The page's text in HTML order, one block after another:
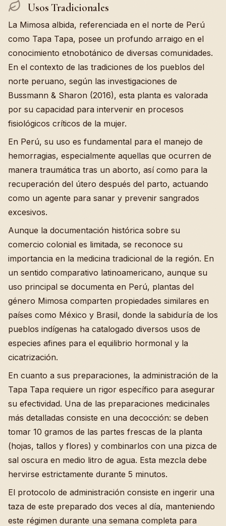
Usos Tradicionales
La Mimosa albida, referenciada en el norte de Perú
como Tapa Tapa, posee un profundo arraigo en el
conocimiento etnobotánico de diversas comunidades.
En el contexto de las tradiciones de los pueblos del
norte peruano, según las investigaciones de
Bussmann & Sharon (2016), esta planta es valorada
por su capacidad para intervenir en procesos
fisiológicos críticos de la mujer.
En Perú, su uso es fundamental para el manejo de
hemorragias, especialmente aquellas que ocurren de
manera traumática tras un aborto, así como para la
recuperación del útero después del parto, actuando
como un agente para sanar y prevenir sangrados
excesivos.
Aunque la documentación histórica sobre su
comercio colonial es limitada, se reconoce su
importancia en la medicina tradicional de la región. En
un sentido comparativo latinoamericano, aunque su
uso principal se documenta en Perú, plantas del
género Mimosa comparten propiedades similares en
países como México y Brasil, donde la sabiduría de los
pueblos indígenas ha catalogado diversos usos de
especies afines para el equilibrio hormonal y la
cicatrización.
En cuanto a sus preparaciones, la administración de la
Tapa Tapa requiere un rigor específico para asegurar
su efectividad. Una de las preparaciones medicinales
más detalladas consiste en una decocción: se deben
tomar 10 gramos de las partes frescas de la planta
(hojas, tallos y flores) y combinarlos con una pizca de
sal oscura en medio litro de agua. Esta mezcla debe
hervirse estrictamente durante 5 minutos.
El protocolo de administración consiste en ingerir una
taza de este preparado dos veces al día, manteniendo
este régimen durante una semana completa para